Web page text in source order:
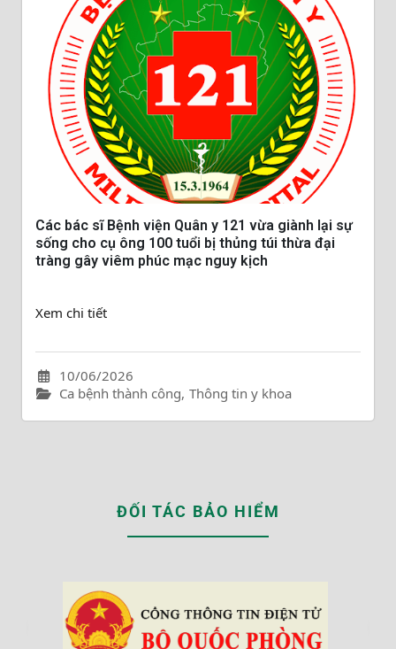
Các bác sĩ Bệnh viện Quân y 121 vừa giành lại sự
sống cho cụ ông 100 tuổi bị thủng túi thừa đại
tràng gây viêm phúc mạc nguy kịch
10/06/2026
Ca bệnh thành công, Thông tin y khoa
Xem chi tiết
ĐỐI TÁC BẢO HIỂM